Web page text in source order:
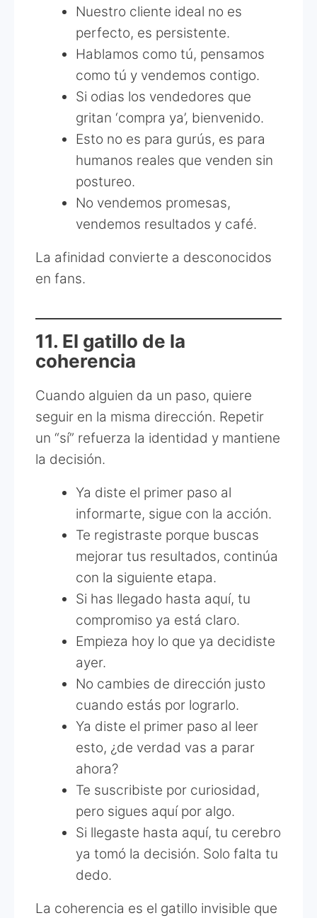
Nuestro cliente ideal no es
perfecto, es persistente.
Hablamos como tú, pensamos
como tú y vendemos contigo.
Si odias los vendedores que
gritan ‘compra ya’, bienvenido.
Esto no es para gurús, es para
humanos reales que venden sin
postureo.
No vendemos promesas,
vendemos resultados y café.
La afinidad convierte a desconocidos
en fans.
11. El gatillo de la
coherencia
Cuando alguien da un paso, quiere
seguir en la misma dirección. Repetir
un “sí” refuerza la identidad y mantiene
la decisión.
Ya diste el primer paso al
informarte, sigue con la acción.
Te registraste porque buscas
mejorar tus resultados, continúa
con la siguiente etapa.
Si has llegado hasta aquí, tu
compromiso ya está claro.
Empieza hoy lo que ya decidiste
ayer.
No cambies de dirección justo
cuando estás por lograrlo.
Ya diste el primer paso al leer
esto, ¿de verdad vas a parar
ahora?
Te suscribiste por curiosidad,
pero sigues aquí por algo.
Si llegaste hasta aquí, tu cerebro
ya tomó la decisión. Solo falta tu
dedo.
La coherencia es el gatillo invisible que